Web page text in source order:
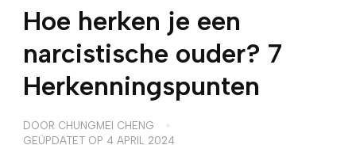
Hoe herken je een
narcistische ouder? 7
Herkenningspunten
DOOR CHUNGMEI CHENG
GEÜPDATET OP 4 APRIL 2024